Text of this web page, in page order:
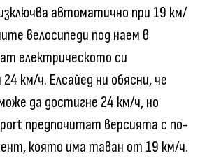
автоматично при 19 км/
велосипеди под наем в
електрическото си
км/ч. Елсайед ни обясни, че
да достигне 24 км/ч, но
предпочитат версията с по-
която има таван от 19 км/ч.